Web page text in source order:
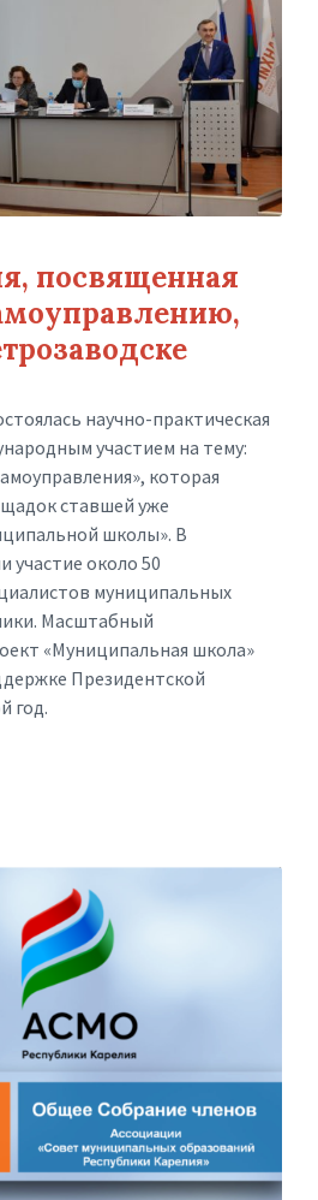
посвященная
научно-практическая
участием на тему:
которая
ставшей уже
школы». В
участие около 50
муниципальных
Масштабный
«Муниципальная школа»
Президентской
год.